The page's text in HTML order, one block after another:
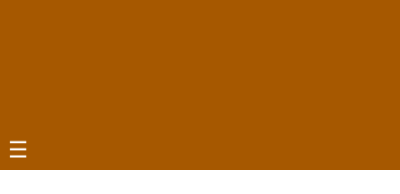
☰